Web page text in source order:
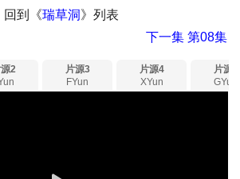
回到《瑞草洞》列表
下一集第08集
2
片源3
FYun
片源4
XYun
片源5
GYun